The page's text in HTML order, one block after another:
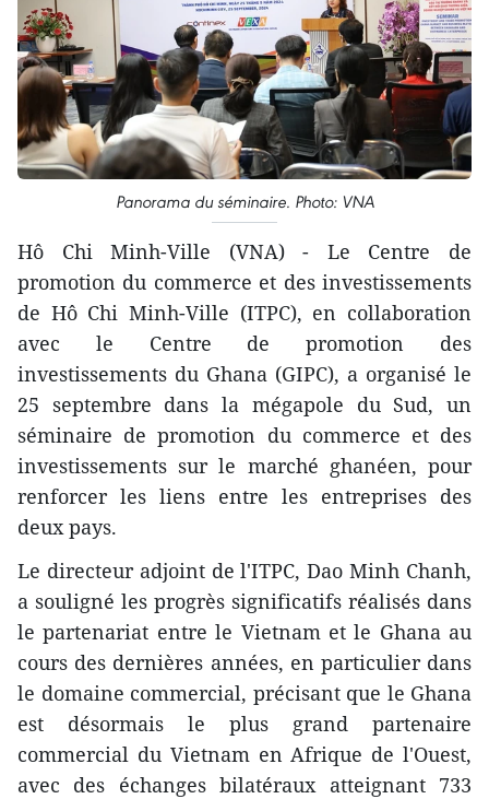
Panorama du séminaire. Photo: VNA
Hô Chi Minh-Ville (VNA) - Le Centre de
promotion du commerce et des investissements
de Hô Chi Minh-Ville (ITPC), en collaboration
avec le Centre de promotion des
investissements du Ghana (GIPC), a organisé le
25 septembre dans la mégapole du Sud, un
séminaire de promotion du commerce et des
investissements sur le marché ghanéen, pour
renforcer les liens entre les entreprises des
deux pays.
Le directeur adjoint de l'ITPC, Dao Minh Chanh,
a souligné les progrès significatifs réalisés dans
le partenariat entre le Vietnam et le Ghana au
cours des dernières années, en particulier dans
le domaine commercial, précisant que le Ghana
est désormais le plus grand partenaire
commercial du Vietnam en Afrique de l'Ouest,
avec des échanges bilatéraux atteignant 733